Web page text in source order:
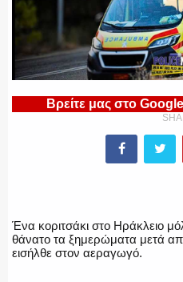
ΟΜΑΔΑ “Ζ”
Βρείτε μας στο
Ένα κοριτσάκι στο Ηράκλειο
θάνατο τα ξημερώματα μετά
εισήλθε στον αεραγωγό.